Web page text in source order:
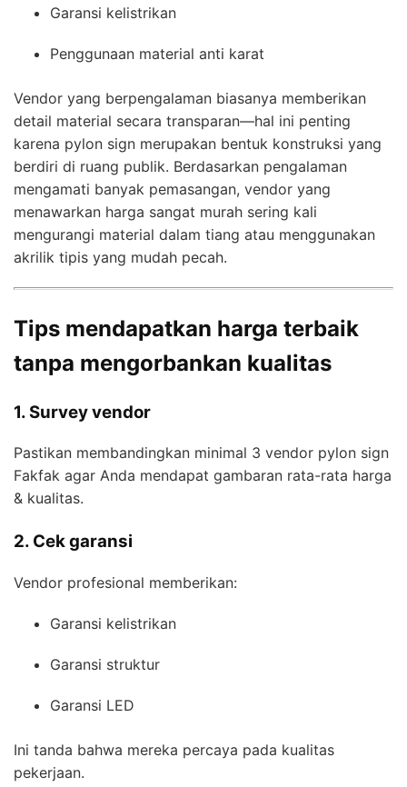
Garansi kelistrikan
Penggunaan material anti karat
Vendor yang berpengalaman biasanya memberikan
detail material secara transparan—hal ini penting
karena pylon sign merupakan bentuk konstruksi yang
berdiri di ruang publik. Berdasarkan pengalaman
mengamati banyak pemasangan, vendor yang
menawarkan harga sangat murah sering kali
mengurangi material dalam tiang atau menggunakan
akrilik tipis yang mudah pecah.
Tips mendapatkan harga terbaik
tanpa mengorbankan kualitas
1. Survey vendor
Pastikan membandingkan minimal 3 vendor pylon sign
Fakfak agar Anda mendapat gambaran rata-rata harga
& kualitas.
2. Cek garansi
Vendor profesional memberikan:
Garansi kelistrikan
Garansi struktur
Garansi LED
Ini tanda bahwa mereka percaya pada kualitas
pekerjaan.